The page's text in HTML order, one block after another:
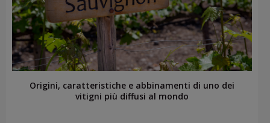
Origini, caratteristiche e abbinamenti di uno dei
vitigni più diffusi al mondo